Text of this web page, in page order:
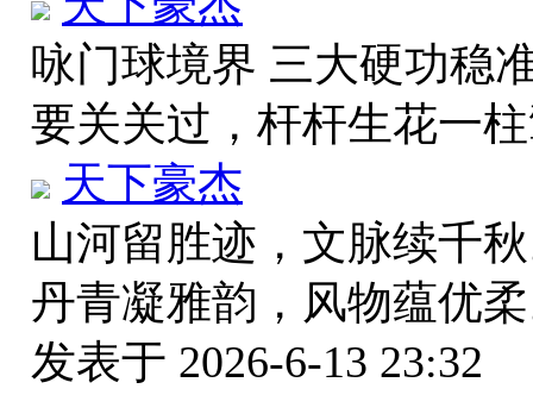
咏门球境界 三大硬功稳
要关关过，杆杆生花一
天下豪杰
山河留胜迹，文脉续千
丹青凝雅韵，风物蕴优
发表于 2026-6-13 23:32